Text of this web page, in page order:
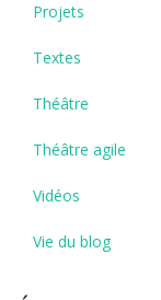
Projets
Textes
Théâtre
Théâtre agile
Vidéos
Vie du blog